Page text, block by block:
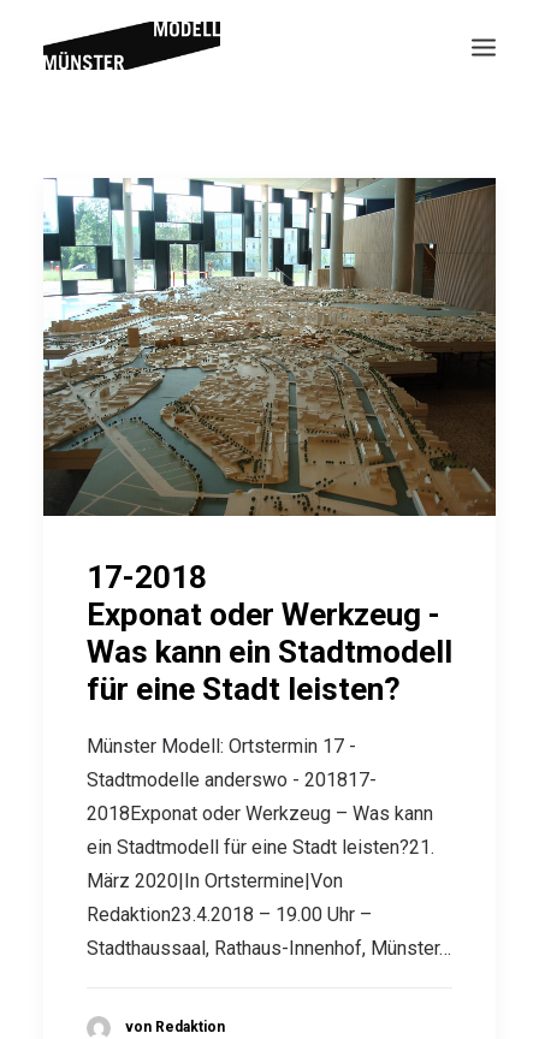
Suche
17-2018
Exponat oder Werkzeug -
Was kann ein Stadtmodell
für eine Stadt leisten?
Münster Modell: Ortstermin 17 -
Stadtmodelle anderswo - 201817-
2018Exponat oder Werkzeug – Was kann
ein Stadtmodell für eine Stadt leisten?21.
März 2020|In Ortstermine|Von
Redaktion23.4.2018 – 19.00 Uhr –
Stadthaussaal, Rathaus-Innenhof, Münster…
von Redaktion